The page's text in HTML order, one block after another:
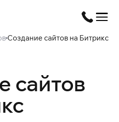
Создание сайтов на Битрикс
сайтов